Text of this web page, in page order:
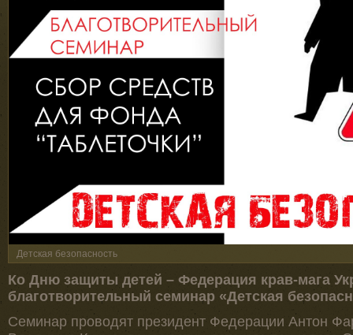
Детская безопасность
Ко Дню защиты детей – Федерация крав-мага
благотворительный семинар «Детская
Семинар проводят президент Федерации Антон